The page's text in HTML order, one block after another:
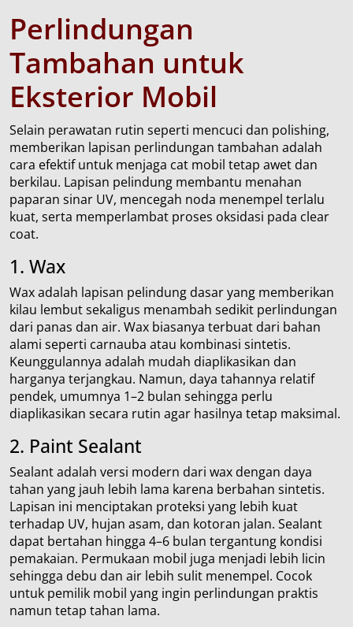
Perlindungan
Tambahan untuk
Eksterior Mobil
Selain perawatan rutin seperti mencuci dan polishing,
memberikan lapisan perlindungan tambahan adalah
cara efektif untuk menjaga cat mobil tetap awet dan
berkilau. Lapisan pelindung membantu menahan
paparan sinar UV, mencegah noda menempel terlalu
kuat, serta memperlambat proses oksidasi pada clear
coat.
1. Wax
Wax adalah lapisan pelindung dasar yang memberikan
kilau lembut sekaligus menambah sedikit perlindungan
dari panas dan air. Wax biasanya terbuat dari bahan
alami seperti carnauba atau kombinasi sintetis.
Keunggulannya adalah mudah diaplikasikan dan
harganya terjangkau. Namun, daya tahannya relatif
pendek, umumnya 1–2 bulan sehingga perlu
diaplikasikan secara rutin agar hasilnya tetap maksimal.
2. Paint Sealant
Sealant adalah versi modern dari wax dengan daya
tahan yang jauh lebih lama karena berbahan sintetis.
Lapisan ini menciptakan proteksi yang lebih kuat
terhadap UV, hujan asam, dan kotoran jalan. Sealant
dapat bertahan hingga 4–6 bulan tergantung kondisi
pemakaian. Permukaan mobil juga menjadi lebih licin
sehingga debu dan air lebih sulit menempel. Cocok
untuk pemilik mobil yang ingin perlindungan praktis
namun tetap tahan lama.